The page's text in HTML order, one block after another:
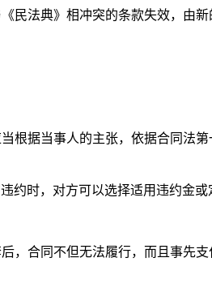
民法典》相冲突的条款失效，由新
根据当事人的主张，依据合同法
时，对方可以选择适用违约金
合同不但无法履行，而且事先支